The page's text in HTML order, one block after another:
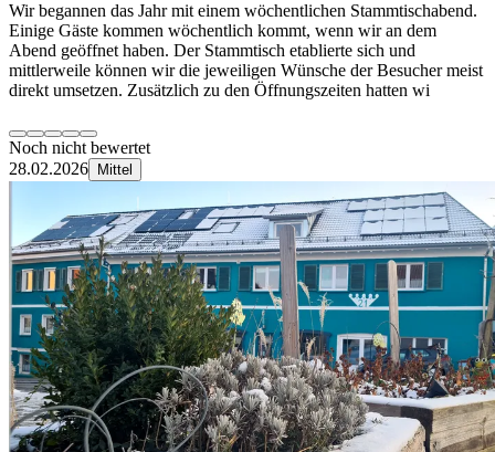
Wir begannen das Jahr mit einem wöchentlichen Stammtischabend.
Einige Gäste kommen wöchentlich kommt, wenn wir an dem
Abend geöffnet haben. Der Stammtisch etablierte sich und
mittlerweile können wir die jeweiligen Wünsche der Besucher meist
direkt umsetzen. Zusätzlich zu den Öffnungszeiten hatten wi
Noch nicht bewertet
28.02.2026
Mittel